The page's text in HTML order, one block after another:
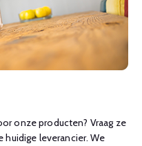
onze producten? Vraag ze
leverancier. We